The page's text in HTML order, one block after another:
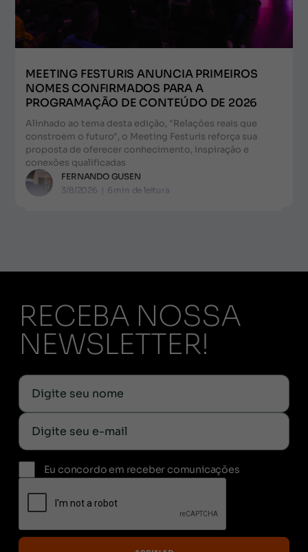
MEETING FESTURIS ANUNCIA PRIMEIROS
NOMES CONFIRMADOS PARA A
PROGRAMAÇÃO DE CONTEÚDO DE 2026
Alinhado ao tema desta edição, "Relações reais que
constroem o futuro", o Meeting Festuris reforça sua
proposta de oferecer conhecimento, inspiração e
conexões qualificadas
FERNANDO GUSEN
3/8/2026 | 6 min de leitura
RECEBA NOSSA
NEWSLETTER!
Eu concordo em receber comunicações